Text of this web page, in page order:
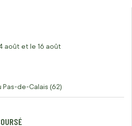
août et le 16 août
de-Calais (62)